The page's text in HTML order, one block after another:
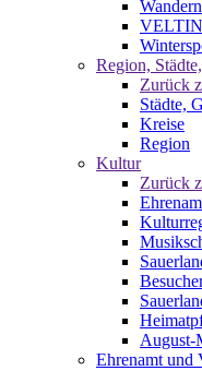
Wandern
Region,
Zurück
Städte,
Kreise
Region
Kultur
Zurück
August-
Ehrenamt und